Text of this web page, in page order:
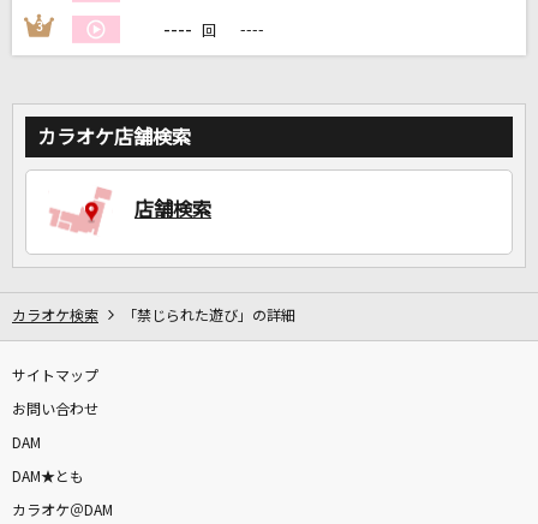
3 ---- 回 ----
カラオケ店舗検索
店舗検索
カラオケ検索 「禁じられた遊び」の詳細
サイトマップ
お問い合わせ
DAM
DAM★とも
カラオケ＠DAM